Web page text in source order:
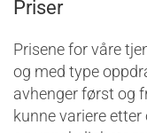
Priser
Prisene for våre
og med type
avhenger først og
kunne variere